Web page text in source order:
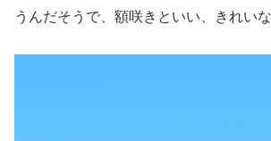
うんだそうで、額咲きといい、きれい